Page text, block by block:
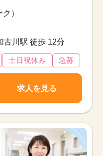
）
古川駅 徒歩 12分
土日祝休み 急募
求人を見る